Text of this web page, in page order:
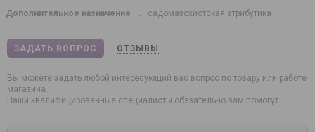
Дополнительное назначение
садомазохистская атрибутика
ЗАДАТЬ ВОПРОС ОТЗЫВЫ
Вы можете задать любой интересующий вас вопрос по товару или работе
магазина.
Наши квалифицированные специалисты обязательно вам помогут.